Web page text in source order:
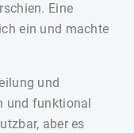
Eine
ein und machte
und
und funktional
aber es